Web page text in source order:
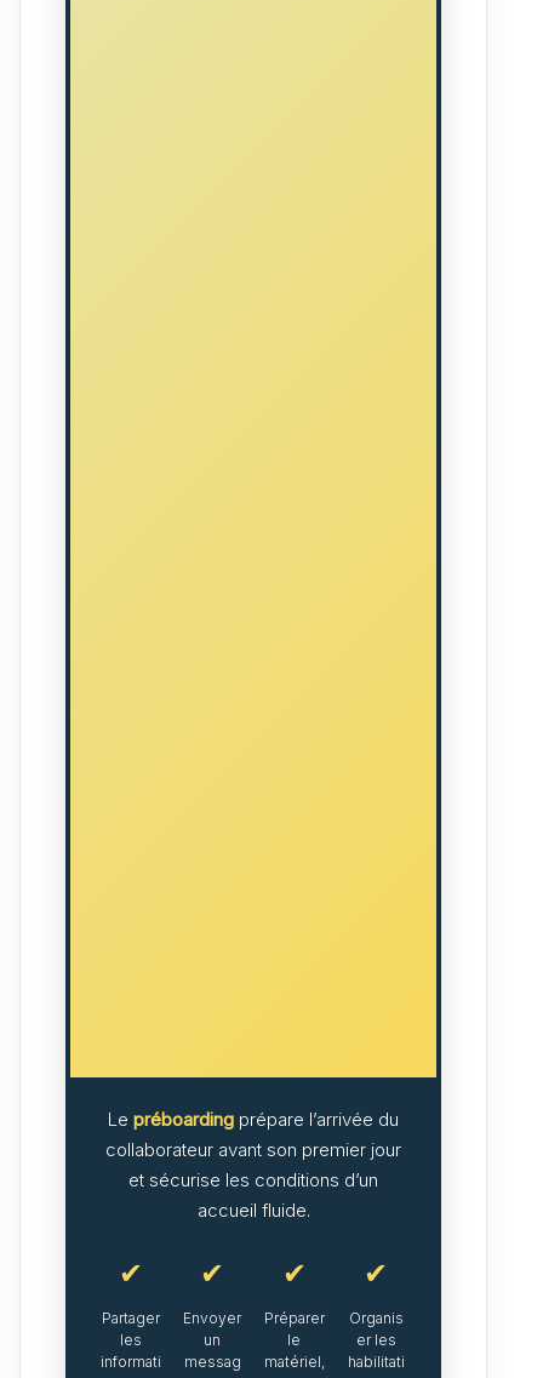
Le préboarding prépare l’arrivée du
collaborateur avant son premier jour
et sécurise les conditions d’un
accueil fluide.
✔
Partager
les
informati
✔
Envoyer
un
messag
✔
Préparer
le
matériel,
✔
Organis
er les
habilitati